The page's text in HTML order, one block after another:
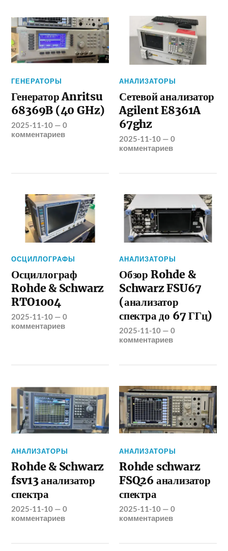
ГЕНЕРАТОРЫ
Генератор Anritsu
68369B (40 GHz)
2025-11-10 —0
комментариев
АНАЛИЗАТОРЫ
Сетевой анализатор
Agilent E8361A
67ghz
2025-11-10 —0
комментариев
ОСЦИЛЛОГРАФЫ
Осциллограф
Rohde & Schwarz
RTO1004
2025-11-10 —0
комментариев
АНАЛИЗАТОРЫ
Обзор Rohde &
Schwarz FSU67
(анализатор
спектра до 67 ГГц)
2025-11-10 —0
комментариев
АНАЛИЗАТОРЫ
Rohde & Schwarz
fsv13 анализатор
спектра
2025-11-10 —0
комментариев
АНАЛИЗАТОРЫ
Rohde schwarz
FSQ26 анализатор
спектра
2025-11-10 —0
комментариев